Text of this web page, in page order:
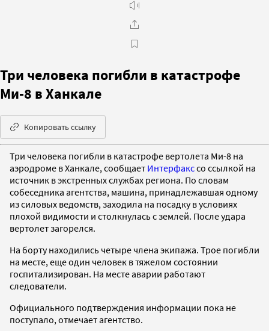
Три человека погибли в катастрофе
Ми-8 в Ханкале
Копировать ссылку
Три человека погибли в катастрофе вертолета Ми-8 на
аэродроме в Ханкале, сообщает Интерфакссо ссылкой на
источник в экстренных службах региона. По словам
собеседника агентства, машина, принадлежавшая одному
из силовых ведомств, заходила на посадку в условиях
плохой видимости и столкнулась с землей. После удара
вертолет загорелся.
На борту находились четыре члена экипажа. Трое погибли
на месте, еще один человек в тяжелом состоянии
госпитализирован. На месте аварии работают
следователи.
Официального подтверждения информации пока не
поступало, отмечает агентство.